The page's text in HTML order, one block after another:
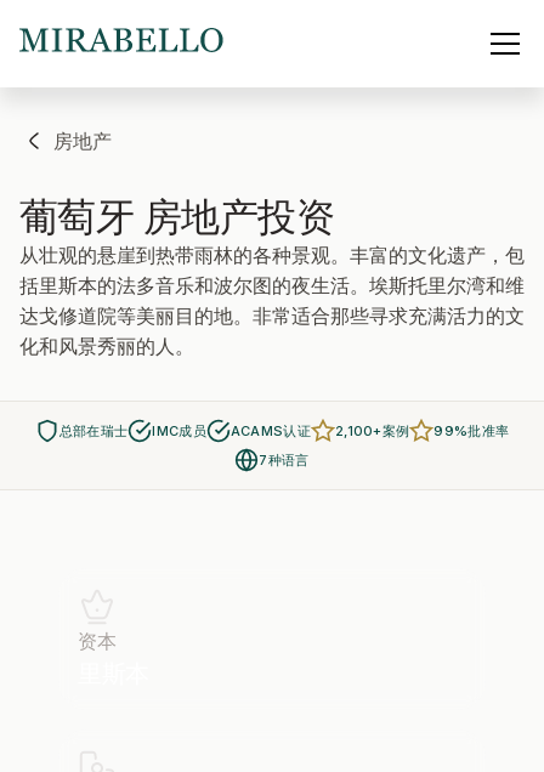
房地产
葡萄牙 房地产投资
从壮观的悬崖到热带雨林的各种景观。丰富的文化遗产，包
括里斯本的法多音乐和波尔图的夜生活。埃斯托里尔湾和维
达戈修道院等美丽目的地。非常适合那些寻求充满活力的文
化和风景秀丽的人。
总部在瑞士 IMC成员 ACAMS认证 2,100+案例
99%批准率
7种语言
资本